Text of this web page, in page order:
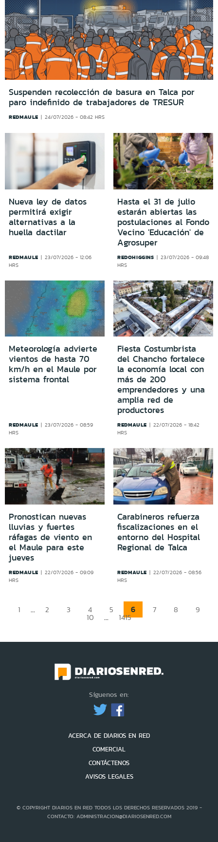
Suspenden recolección de basura en Talca por
paro indefinido de trabajadores de TRESUR
REDMAULE 24/07/2026 - 08:42 HRS
Nueva ley de datos
permitirá exigir
alternativas a la
huella dactilar
REDMAULE
23/07/2026 - 12:06
HRS
Hasta el 31 de julio
estarán abiertas las
postulaciones al Fondo
Vecino 'Educación' de
Agrosuper
REDOHIGGINS
23/07/2026 - 09:48
HRS
Meteorología advierte
vientos de hasta 70
km/h en el Maule por
sistema frontal
REDMAULE
23/07/2026 - 08:59
HRS
Fiesta Costumbrista
del Chancho fortalece
la economía local con
más de 200
emprendedores y una
amplia red de
productores
REDMAULE
22/07/2026 - 18:42
HRS
Pronostican nuevas
lluvias y fuertes
ráfagas de viento en
el Maule para este
jueves
REDMAULE
22/07/2026 - 09:09
HRS
Carabineros refuerza
fiscalizaciones en el
entorno del Hospital
Regional de Talca
REDMAULE
22/07/2026 - 08:56
HRS
1 ... 2 3 4 5 6 7 8 9
10 ... 1415
Síguenos en:
ACERCA DE DIARIOS EN RED
COMERCIAL
CONTÁCTENOS
AVISOS LEGALES
© COPYRIGHT DIARIOS EN RED TODOS LOS DERECHOS RESERVADOS 2019 -
CONTACTO: ADMINISTRACION@DIARIOSENRED.COM